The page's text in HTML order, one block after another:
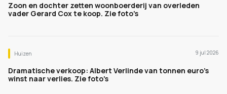
Zoon en dochter zetten woonboerderij van overleden
vader Gerard Cox te koop. Zie foto's
Huizen 9 jul 2026
Dramatische verkoop: Albert Verlinde van tonnen euro's
winst naar verlies. Zie foto's